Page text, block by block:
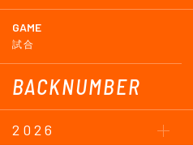
GAME
試合
BACKNUMBER
2026